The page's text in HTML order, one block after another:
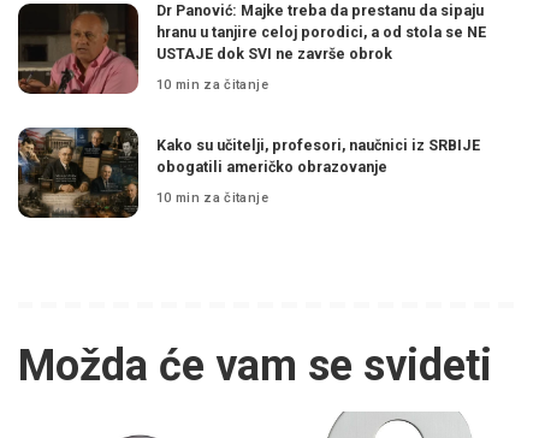
Dr Panović: Majke treba da prestanu da sipaju
hranu u tanjire celoj porodici, a od stola se NE
USTAJE dok SVI ne završe obrok
10 min za čitanje
Kako su učitelji, profesori, naučnici iz SRBIJE
obogatili američko obrazovanje
10 min za čitanje
Možda će vam se svideti